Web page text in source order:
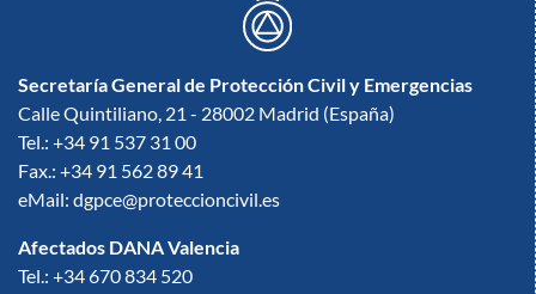
Secretaría General de Protección Civil y Emergencias
Calle Quintiliano, 21 - 28002 Madrid (España)
Tel.: +34 91 537 31 00
Fax.: +34 91 562 89 41
eMail: dgpce@proteccioncivil.es
Afectados DANA Valencia
Tel.: +34 670 834 520